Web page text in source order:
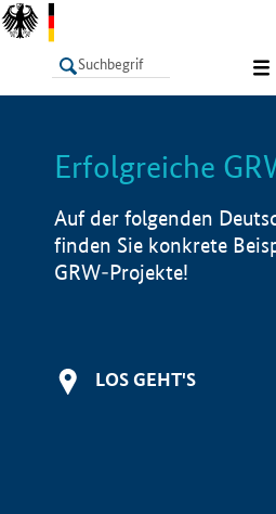
LISTE
Erfolgreiche
Auf der folgenden
finden Sie konkrete
GRW-Projekte!
LOS GEHT'S